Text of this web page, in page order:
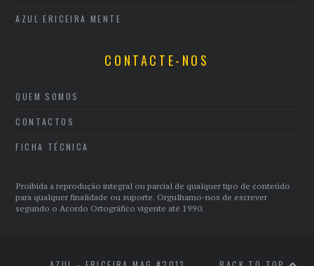
AZUL ERICEIRA MENTE
CONTACTE-NOS
QUEM SOMOS
CONTACTOS
FICHA TÉCNICA
Proibida a reprodução integral ou parcial de qualquer tipo de conteúdo
para qualquer finalidade ou suporte. Orgulhamo-nos de escrever
segundo o Acordo Ortográfico vigente até 1990.